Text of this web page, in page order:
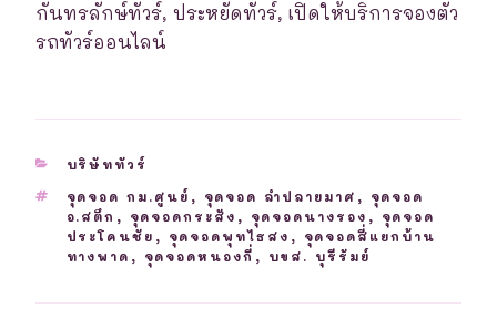
กันทรลักษ์ทัวร์, ประหยัดทัวร์, เปิดให้บริการจองตั๋ว
รถทัวร์ออนไลน์
CATEGORIES
บริษัททัวร์
TAGS
จุดจอด กม.ศูนย์ , จุดจอด ลำปลายมาศ , จุดจอด
อ.สตึก , จุดจอดกระสัง , จุดจอดนางรอง , จุดจอด
ประโคนชัย , จุดจอดพุทไธสง , จุดจอดสี่แยกบ้าน
ทางพาด , จุดจอดหนองกี่ , บขส. บุรีรัมย์